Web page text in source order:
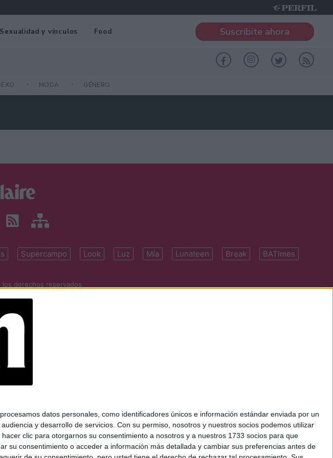
datos personales, como identificadores únicos e información estándar enviada por un
y desarrollo de servicios. Con su permiso, nosotros y nuestros socios podemos utilizar
clic para otorgarnos su consentimiento a nosotros y a nuestros 1733 socios para que
su consentimiento o acceder a información más detallada y cambiar sus preferencias antes de
Sexualidad y vínculos Food Suscribite ahora
MODA GÉNERO
Supercampo Look Luz Mía Lunateen Break BATimes
derechos reservados
Diario Perfil S.A.